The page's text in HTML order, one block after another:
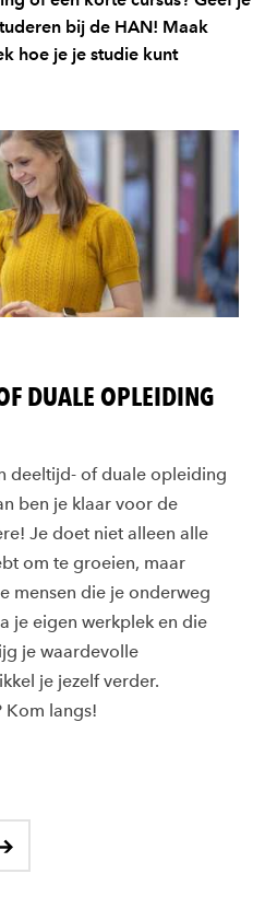
bij de HAN! Maak
hoe je je studie kunt
DUALE OPLEIDING
deeltijd- of duale opleiding
ben je klaar voor de
Je doet niet alleen alle
om te groeien, maar
mensen die je onderweg
je eigen werkplek en die
je waardevolle
je jezelf verder.
Kom langs!